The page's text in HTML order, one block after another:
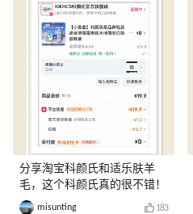
分享淘宝科颜氏和适乐肤羊
毛，这个科颜氏真的很不错！
misunting 183